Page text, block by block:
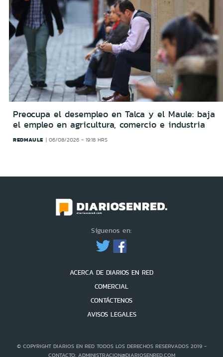
Preocupa el desempleo en Talca y el Maule: baja
el empleo en agricultura, comercio e industria
REDMAULE 06/08/2026 - 19:18 HRS
Síguenos en:
ACERCA DE DIARIOS EN RED
COMERCIAL
CONTÁCTENOS
AVISOS LEGALES
© COPYRIGHT DIARIOS EN RED TODOS LOS DERECHOS RESERVADOS 2019 -
CONTACTO: ADMINISTRACION@DIARIOSENRED.COM